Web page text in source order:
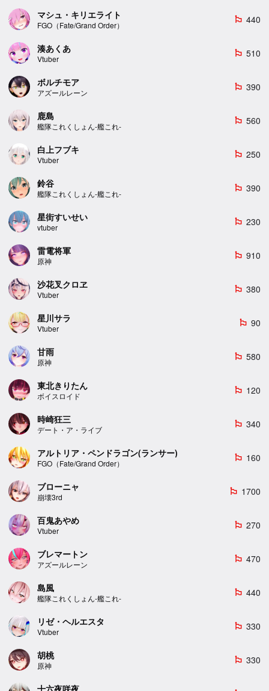
マシュ・キリエライト
FGO（Fate/Grand Order）
emoji_flags 440
湊あくあ
Vtuber
emoji_flags 510
ボルチモア
アズールレーン
emoji_flags 390
鹿島
艦隊これくしょん-艦これ-
emoji_flags 560
白上フブキ
Vtuber
emoji_flags 250
鈴谷
艦隊これくしょん-艦これ-
emoji_flags 390
星街すいせい
vtuber
emoji_flags 230
雷電将軍
原神
emoji_flags 910
沙花叉クロヱ
Vtuber
emoji_flags 380
星川サラ
Vtuber
emoji_flags 90
甘雨
原神
emoji_flags 580
東北きりたん
ボイスロイド
emoji_flags 120
時崎狂三
デート・ア・ライブ
emoji_flags 340
アルトリア・ペンドラゴン(ランサー)
FGO（Fate/Grand Order）
emoji_flags 160
ブローニャ
崩壊3rd
emoji_flags 1700
百鬼あやめ
Vtuber
emoji_flags 270
ブレマートン
アズールレーン
emoji_flags 470
島風
艦隊これくしょん-艦これ-
emoji_flags 440
リゼ・ヘルエスタ
Vtuber
emoji_flags 330
胡桃
原神
emoji_flags 330
十六夜咲夜